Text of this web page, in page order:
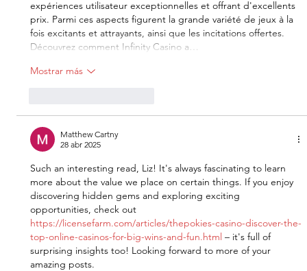
expériences utilisateur exceptionnelles et offrant d'excellents
prix. Parmi ces aspects figurent la grande variété de jeux à la
fois excitants et attrayants, ainsi que les incitations offertes.
Découvrez comment Infinity Casino a…
Mostrar más
Matthew Cartny
28 abr 2025
Such an interesting read, Liz! It's always fascinating to learn
more about the value we place on certain things. If you enjoy
discovering hidden gems and exploring exciting
opportunities, check out
https://licensefarm.com/articles/thepokies-casino-discover-the-
top-online-casinos-for-big-wins-and-fun.html – it's full of
surprising insights too! Looking forward to more of your
amazing posts.